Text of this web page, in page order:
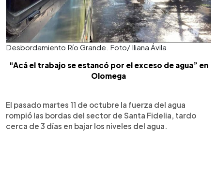
Desbordamiento Río Grande. Foto/ Iliana Ávila
"Acá el trabajo se estancó por el exceso de agua” en
Olomega
El pasado martes 11 de octubre la fuerza del agua
rompió las bordas del sector de Santa Fidelia, tardo
cerca de 3 días en bajar los niveles del agua.